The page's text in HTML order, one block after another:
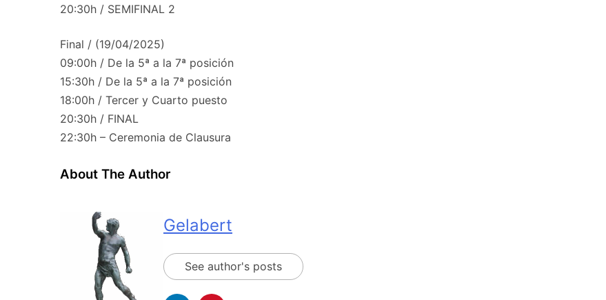
20:30h / SEMIFINAL 2
Final / (19/04/2025)
09:00h / De la 5ª a la 7ª posición
15:30h / De la 5ª a la 7ª posición
18:00h / Tercer y Cuarto puesto
20:30h / FINAL
22:30h – Ceremonia de Clausura
About The Author
Gelabert
See author's posts